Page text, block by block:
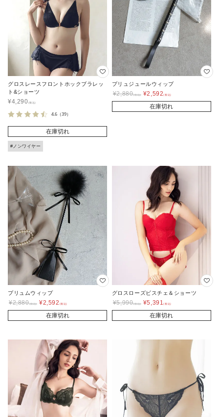
グロスレースフロントホックブラレッ
ト&ショーツ
¥4,290
4.6 （39）
在庫切れ
#ノンワイヤー
プリュジュールウィップ
¥2,880 ¥2,592
在庫切れ
プリュムウィップ
¥2,880 ¥2,592
在庫切れ
グロスローズビスチェ＆ショーツ
¥5,990 ¥5,391
在庫切れ